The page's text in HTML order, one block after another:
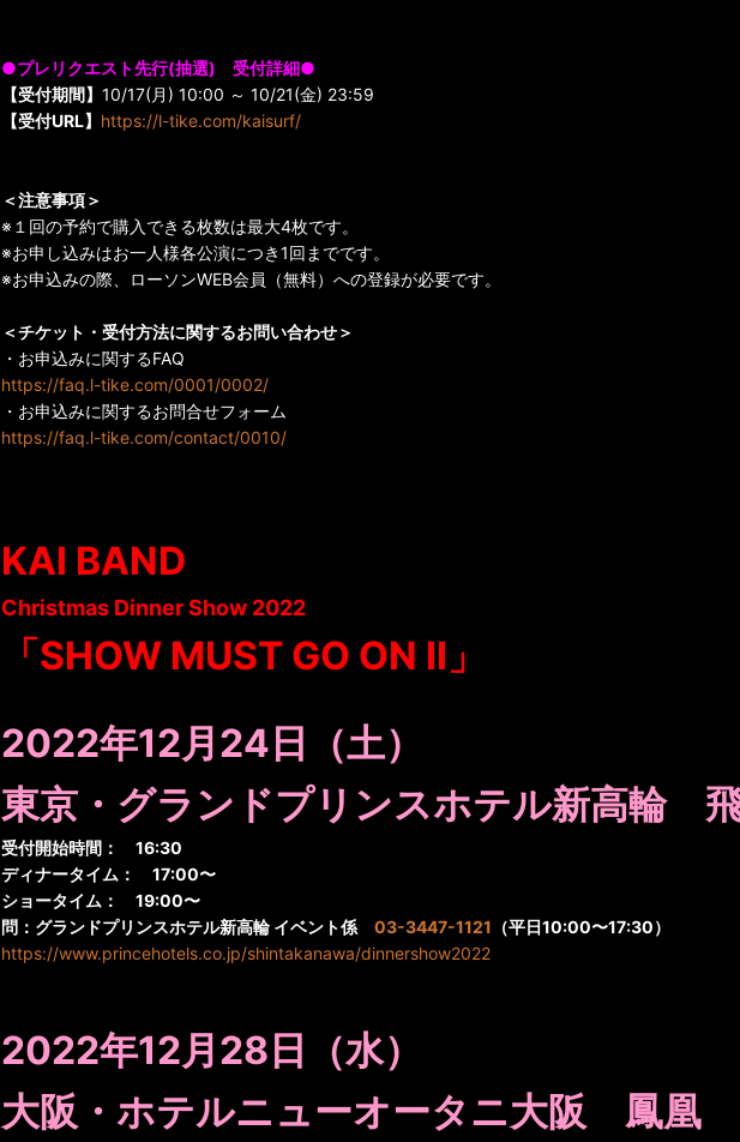
●プレリクエスト先行(抽選) 受付詳細●
【受付期間】 10/17(月) 10:00 ～ 10/21(金) 23:59
【受付URL】 https://l-tike.com/kaisurf/
＜注意事項＞
※１回の予約で購入できる枚数は最大4枚です。
※お申し込みはお一人様各公演につき1回までです。
※お申込みの際、ローソンWEB会員（無料）への登録が必要です。
＜チケット・受付方法に関するお問い合わせ＞
・お申込みに関するFAQ
https://faq.l-tike.com/0001/0002/
・お申込みに関するお問合せフォーム
https://faq.l-tike.com/contact/0010/
KAI BAND
Christmas Dinner Show 2022
「SHOW MUST GO ON II」
2022年12月24日（土）
東京・グランドプリンスホテル新高輪
受付開始時間： 16:30
ディナータイム： 17:00〜
ショータイム： 19:00〜
問：グランドプリンスホテル新高輪 イベント係 03-3447-1121 （平日10:00〜17:30）
https://www.princehotels.co.jp/shintakanawa/dinnershow2022
2022年12月28日（水）
大阪・ホテルニューオータニ大阪 鳳凰